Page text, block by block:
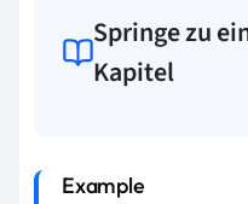
Springe zu
Kapitel